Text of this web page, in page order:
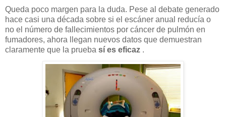
Queda poco margen para la duda. Pese al debate generado
hace casi una década sobre si el escáner anual reducía o
no el número de fallecimientos por cáncer de pulmón en
fumadores, ahora llegan nuevos datos que demuestran
claramente que la prueba sí es eficaz .